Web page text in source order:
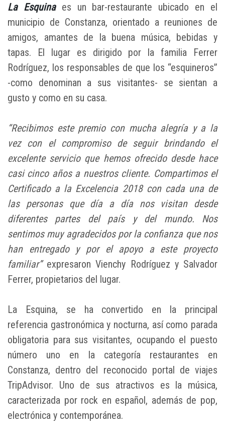
La Esquinaes un bar-restaurante ubicado en el
municipio de Constanza, orientado a reuniones de
amigos, amantes de la buena música, bebidas y
tapas. El lugar es dirigido por la familia Ferrer
Rodríguez, los responsables de que los “esquineros”
-como denominan a sus visitantes- se sientan a
gusto y como en su casa.
“Recibimos este premio con mucha alegría y a la
vez con el compromiso de seguir brindando el
excelente servicio que hemos ofrecido desde hace
casi cinco años a nuestros cliente. Compartimos el
Certificado a la Excelencia 2018 con cada una de
las personas que día a día nos visitan desde
diferentes partes del país y del mundo. Nos
sentimos muy agradecidos por la confianza que nos
han entregado y por el apoyo a este proyecto
familiar”expresaron Vienchy Rodríguez y Salvador
Ferrer, propietarios del lugar.
La Esquina, se ha convertido en la principal
referencia gastronómica y nocturna, así como parada
obligatoria para sus visitantes, ocupando el puesto
número uno en la categoría restaurantes en
Constanza, dentro del reconocido portal de viajes
TripAdvisor. Uno de sus atractivos es la música,
caracterizada por rock en español, además de pop,
electrónica y contemporánea.